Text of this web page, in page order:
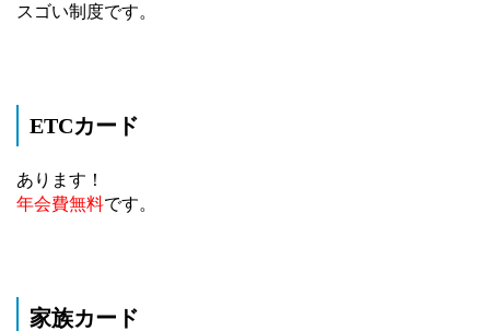
スゴい制度です。
ETCカード
あります！
年会費無料です。
家族カード